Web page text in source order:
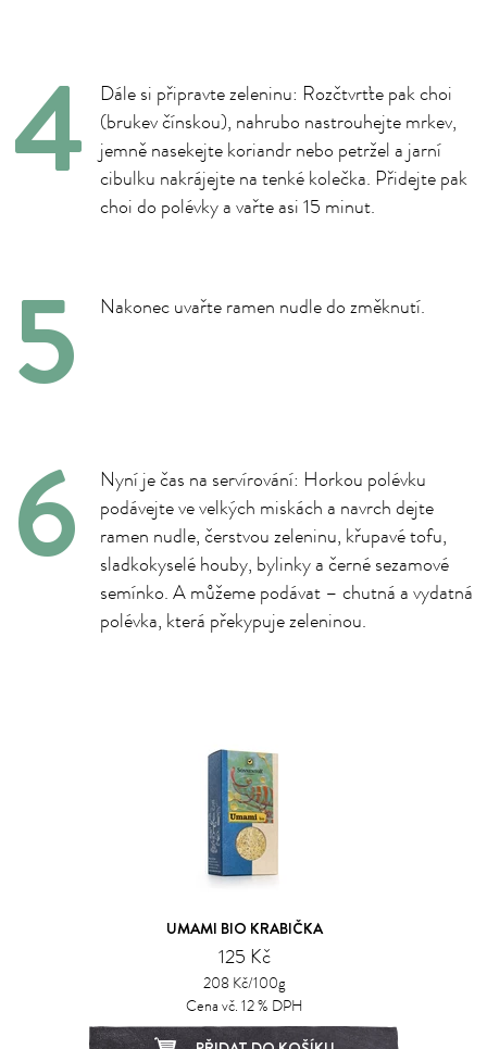
Dále si připravte zeleninu: Rozčtvrťte pak choi
(brukev čínskou), nahrubo nastrouhejte mrkev,
jemně nasekejte koriandr nebo petržel a jarní
cibulku nakrájejte na tenké kolečka. Přidejte pak
choi do polévky a vařte asi 15 minut.
Nakonec uvařte ramen nudle do změknutí.
Nyní je čas na servírování: Horkou polévku
podávejte ve velkých miskách a navrch dejte
ramen nudle, čerstvou zeleninu, křupavé tofu,
sladkokyselé houby, bylinky a černé sezamové
semínko. A můžeme podávat – chutná a vydatná
polévka, která překypuje zeleninou.
UMAMI BIO KRABIČKA
125 Kč
208 Kč/100g
Cena vč. 12 % DPH